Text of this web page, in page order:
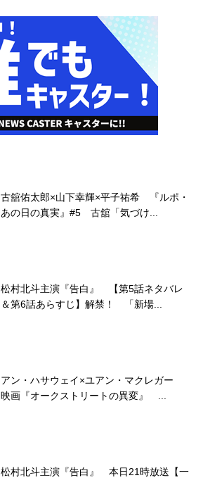
古舘佑太郎×山下幸輝×平子祐希 『ルポ・
あの日の真実』#5 古舘「気づけ...
松村北斗主演『告白』 【第5話ネタバレ
＆第6話あらすじ】解禁！ 「新場...
アン・ハサウェイ×ユアン・マクレガー
映画『オークストリートの異変』 ...
松村北斗主演『告白』 本日21時放送【一